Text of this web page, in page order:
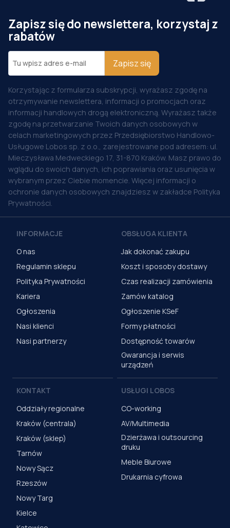
Zapisz się do newslettera, korzystaj z
rabatów
Zapisz się
Korzystając z formularza subskrypcji, wyrażasz zgodę na
otrzymywanie newslettera, informacji o promocjach oraz
informacji handlowych drogą elektroniczną. Wyrażasz także
zgodę na przetwarzanie Twoich danych osobowych w
celach marketingowych przez Przedsiębiorstwo Handlowo-
Usługowe Lobos sp. z o.o., zarejestrowane pod adresem: ul.
Mieczysława Medweckiego 17, 31-870 Kraków. Masz prawo do
wglądu do swoich danych, ich poprawiania oraz usunięcia w
wybranym przez Ciebie momencie. Więcej informacji o
ochronie danych osobowych znajdziesz w zakładce Polityka
Prywatności.
INFORMACJE
O nas
Regulamin sklepu
Polityka Prywatności
Kariera
Ogłoszenia
Nasi klienci
Nasi partnerzy
OBSŁUGA KLIENTA
Jak dokonać zakupu
Koszt i sposoby dostawy
Czas realizacji zamówienia
Zamów katalog
Ogłoszenie KSeF
Formy płatności
Dostępność towarów
Gwarancja i serwis
urządzeń
KONTAKT
Oddziały regionalne
Kraków (centrala)
Kraków (sklep)
Tarnów
Nowy Sącz
Rzeszów
Nowy Targ
Kielce
USŁUGI LOBOS
CO-working
AV/Multimedia
Dzierżawa i outsourcing
druku
Meble Biurowe
Drukarnia cyfrowa